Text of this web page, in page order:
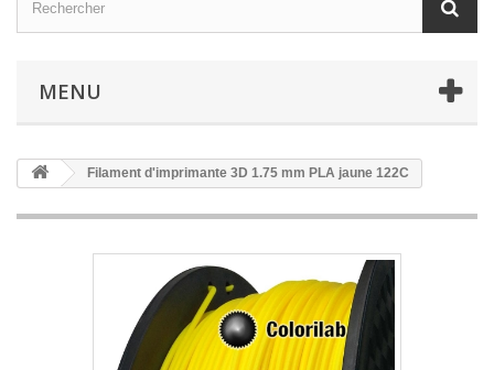
MENU
Filament d'imprimante 3D 1.75 mm PLA jaune 122C